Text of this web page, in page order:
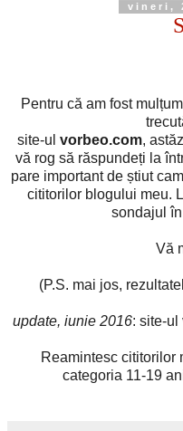
vineri,
Pentru că am fost
site-ul vorbeo.com,
vă rog să răspundeți la
pare important de știut
cititorilor blogului meu.
sondajul
Vă
(P.S. mai jos,
update, iunie 2016: site-ul
Reamintesc cititorilor
categoria 11-19